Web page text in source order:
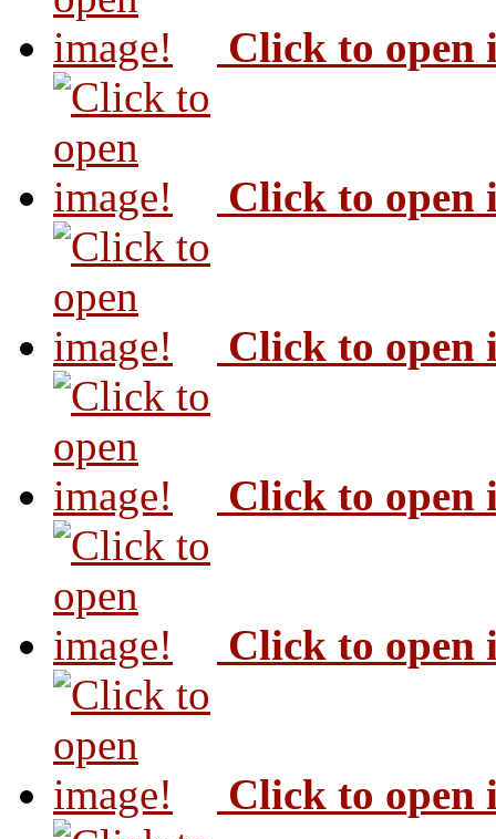
Click to open
Click to open
Click to open
Click to open
Click to open
Click to open